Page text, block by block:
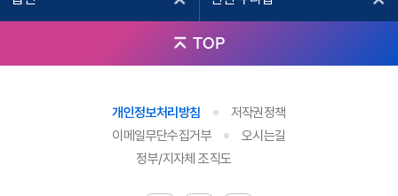
TOP
개인정보처리방침
저작권정책
이메일무단수집거부
오시는길
정부/지자체 조직도